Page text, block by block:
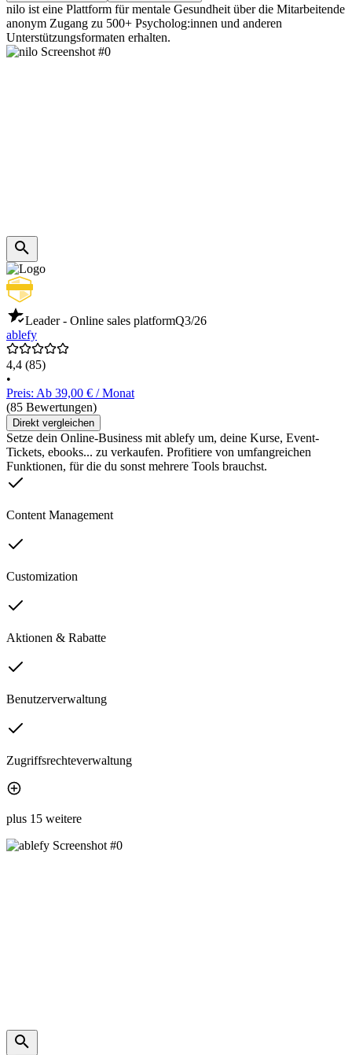
nilo ist eine Plattform für mentale Gesundheit über die Mitarbeitende
anonym Zugang zu 500+ Psycholog:innen und anderen
Unterstützungsformaten erhalten.
Leader - Online sales platformQ3/26
ablefy
4,4 (85)
•
Preis: Ab 39,00 € / Monat
(85 Bewertungen)
Direkt vergleichen
Setze dein Online-Business mit ablefy um, deine Kurse, Event-
Tickets, ebooks... zu verkaufen. Profitiere von umfangreichen
Funktionen, für die du sonst mehrere Tools brauchst.
Content Management
Customization
Aktionen & Rabatte
Benutzerverwaltung
Zugriffsrechteverwaltung
plus 15 weitere